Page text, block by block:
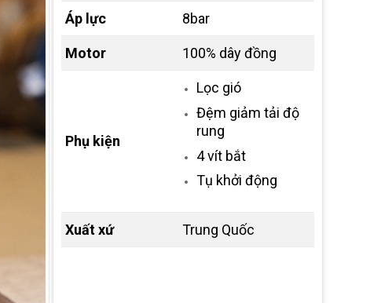
Áp lực 8bar
Motor 100% dây đồng
Phụ kiện
Lọc gió
Đệm giảm tải độ
rung
4 vít bắt
Tụ khởi động
Xuất xứ Trung Quốc